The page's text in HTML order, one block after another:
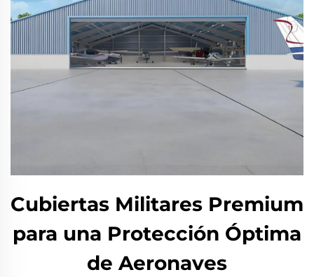
Cubiertas Militares Premium
para una Protección Óptima
de Aeronaves